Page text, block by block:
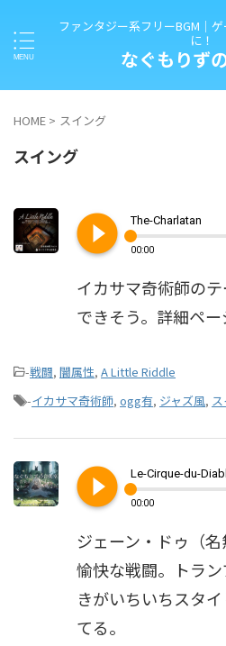
ファンタジー系フリーBGM｜
に！
なぐもりず
HOME > スイング
スイング
play_circle_filled The-Charlatan
00:00
イカサマ奇術師の
できそう。詳細ペ
-戦闘, 闇属性, A Little Riddle
-イカサマ奇術師, ogg有, ジャズ風,
play_circle_filled Le-Cirque-du-
00:00
ジェーン・ドゥ（
愉快な戦闘。トラ
きがいちいちスタ
てる。